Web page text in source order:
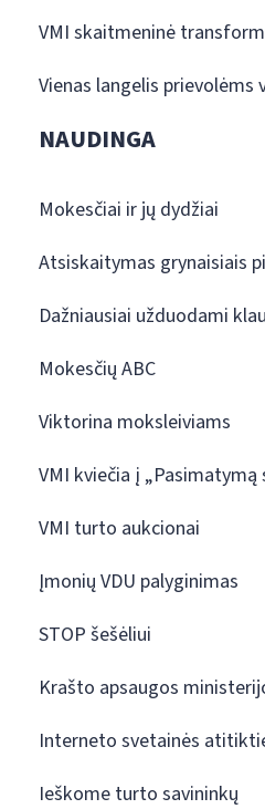
VMI skaitmeninė
Vienas langelis
NAUDINGA
Mokesčiai ir jų dydžiai
Atsiskaitymas grynaisiais
Dažniausiai užduodami
Mokesčių ABC
Viktorina moksleiviams
VMI kviečia į „Pasimatymą
VMI turto aukcionai
Įmonių VDU palyginimas
STOP šešėliui
Krašto apsaugos
Interneto svetainės
Ieškome turto savininkų